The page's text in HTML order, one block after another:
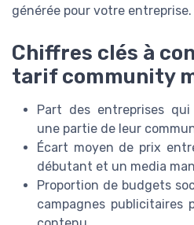
générée pour votre entreprise.
Chiffres clés à
tarif community
Part des entreprises
une partie de leur
Écart moyen de prix
débutant et un media
Proportion de budgets
campagnes publicitaires